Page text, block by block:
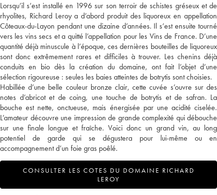
Lorsqu’il s’est installé en 1996 sur son terroir de schistes gréseux et de
rhyolites, Richard Leroy a d’abord produit des liquoreux en appellation
Côteaux-du-Layon pendant une dizaine d’années. Il s’est ensuite tourné
vers les vins secs et a quitté l’appellation pour les Vins de France. D’une
quantité déjà minuscule à l’époque, ces dernières bouteilles de liquoreux
sont donc extrêmement rares et difficiles à trouver. Les chenins déjà
conduits en bio dès la création du domaine, ont fait l’objet d’une
sélection rigoureuse : seules les baies atteintes de botrytis sont choisies.
Habillée d’une belle couleur bronze clair, cette cuvée s’ouvre sur des
notes d’abricot et de coing, une touche de botrytis et de safran. La
bouche est nette, onctueuse, mais énergisée par une acidité ciselée.
L’amateur découvre une impression de grande complexité qui débouche
sur une finale longue et fraîche. Voici donc un grand vin, au long
potentiel de garde qui se dégustera pour lui-même ou en
accompagnement d’un foie gras poêlé.
CONSULTER LES COTES DU DOMAINE RICHARD
LEROY